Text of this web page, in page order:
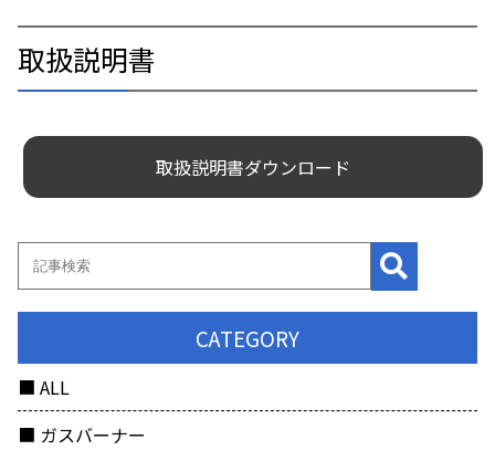
取扱説明書
取扱説明書ダウンロード
CATEGORY
ALL
ガスバーナー